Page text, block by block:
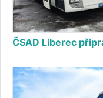
ČSAD Liberec